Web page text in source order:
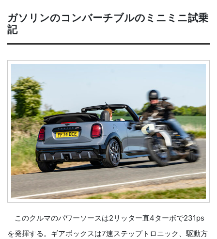
ガソリンのコンバーチブルのミニミニ試乗
記
このクルマのパワーソースは2リッター直4ターボで231ps
を発揮する。ギアボックスは7速ステップトロニック、駆動方